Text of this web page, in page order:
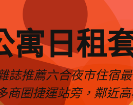
寓日租
誌推薦六合夜市住宿
商圈捷運站旁，鄰近